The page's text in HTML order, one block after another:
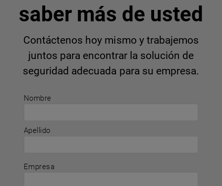
Nombre
Apellido
Empresa
saber más de usted
Contáctenos hoy mismo y trabajemos
juntos para encontrar la solución de
seguridad adecuada para su empresa.